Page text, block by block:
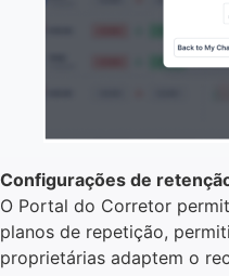
Configurações de
O Portal do Corretor
planos de repetição,
proprietárias adaptem o